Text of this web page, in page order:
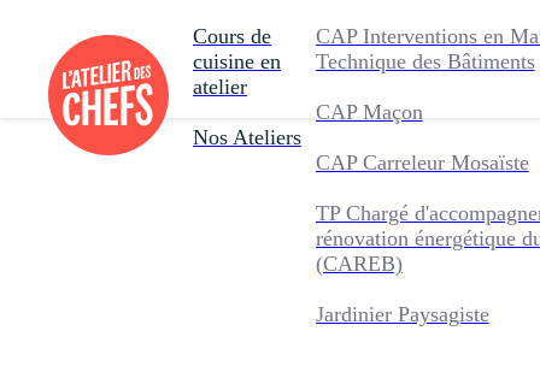
Cours de
cuisine en
atelier
Nos Ateliers
CAP Interventions en
Technique des Bâtiments
CAP Maçon
CAP Carreleur Mosaïste
TP Chargé
rénovation énergétique
(CAREB)
Jardinier Paysagiste